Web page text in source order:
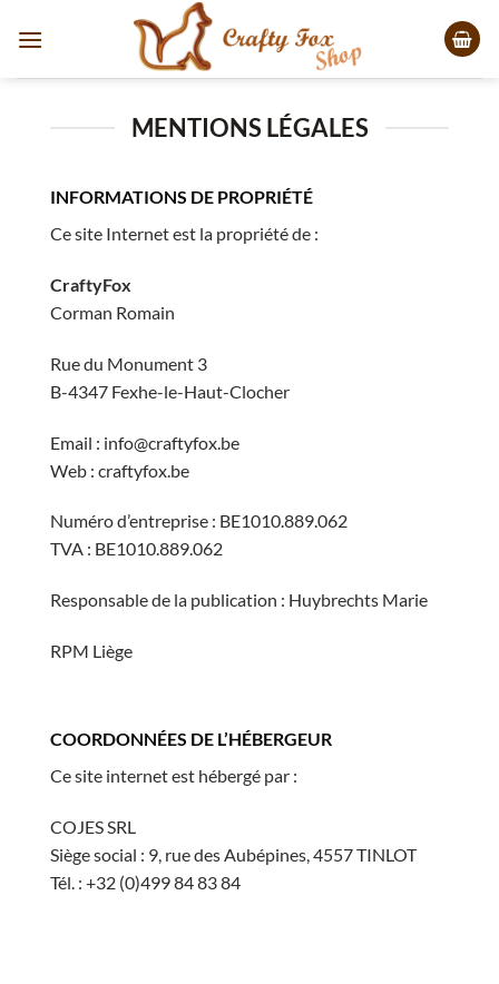
MENTIONS LÉGALES
INFORMATIONS DE PROPRIÉTÉ
Ce site Internet est la propriété de :
CraftyFox
Corman Romain
Rue du Monument 3
B-4347 Fexhe-le-Haut-Clocher
Email : info@craftyfox.be
Web : craftyfox.be
Numéro d’entreprise : BE1010.889.062
TVA : BE1010.889.062
Responsable de la publication : Huybrechts Marie
RPM Liège
COORDONNÉES DE L’HÉBERGEUR
Ce site internet est hébergé par :
COJES SRL
Siège social : 9, rue des Aubépines, 4557 TINLOT
Tél. : +32 (0)499 84 83 84